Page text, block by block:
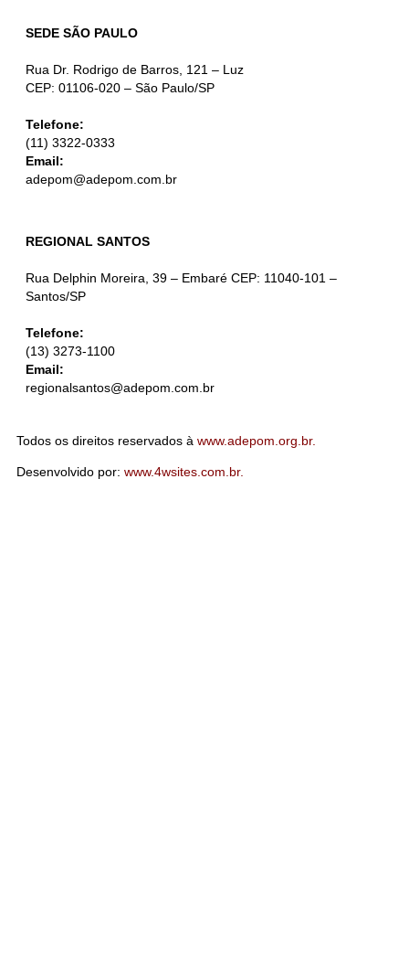
SEDE SÃO PAULO
Rua Dr. Rodrigo de Barros, 121 – Luz
CEP: 01106-020 – São Paulo/SP
Telefone:
(11) 3322-0333
Email:
adepom@adepom.com.br
REGIONAL SANTOS
Rua Delphin Moreira, 39 – Embaré CEP: 11040-101 –
Santos/SP
Telefone:
(13) 3273-1100
Email:
regionalsantos@adepom.com.br
Todos os direitos reservados à www.adepom.org.br.
Desenvolvido por: www.4wsites.com.br.